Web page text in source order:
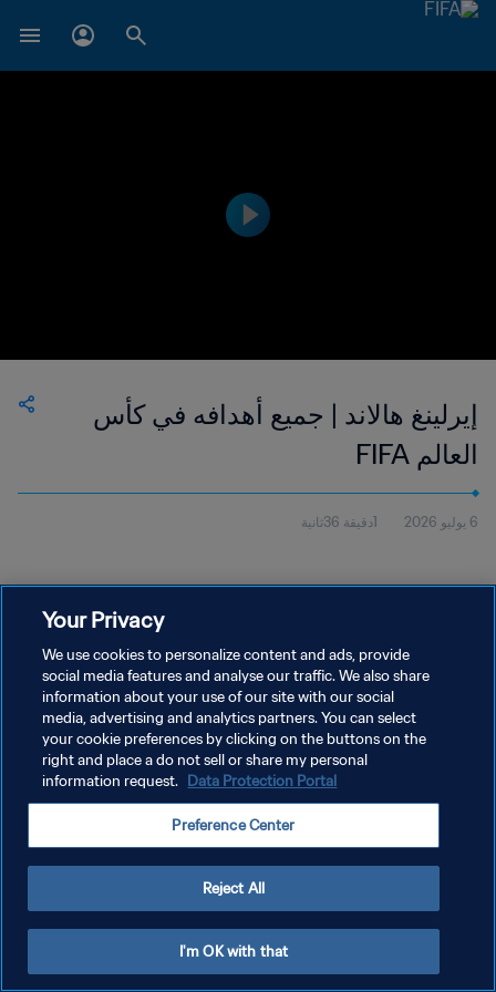
إيرلينغ هالاند | جميع أهدافه في كأس
العالم FIFA
6 يوليو 2026 1دقيقة 36ثانية
سياسة الخصوصية
شروط الخدمة
إدارة تفضيلات ملفات تعريف الارتباط
Your Privacy
We use cookies to personalize content and ads, provide
social media features and analyse our traffic. We also share
information about your use of our site with our social
media, advertising and analytics partners. You can select
your cookie preferences by clicking on the buttons on the
right and place a do not sell or share my personal
information request. Data Protection Portal
Preference Center
Reject All
I'm OK with that